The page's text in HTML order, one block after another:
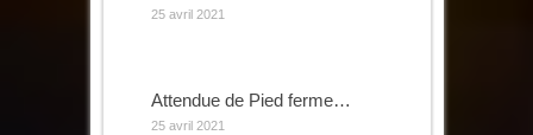
25 avril 2021
Attendue de Pied ferme…
25 avril 2021